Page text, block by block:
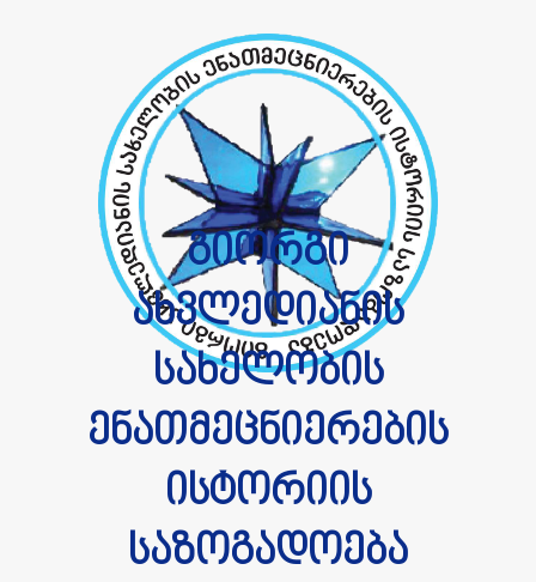
გიორგი
ახვლედიანის
სახელობის
ენათმეცნიერების
ისტორიის
საზოგადოება